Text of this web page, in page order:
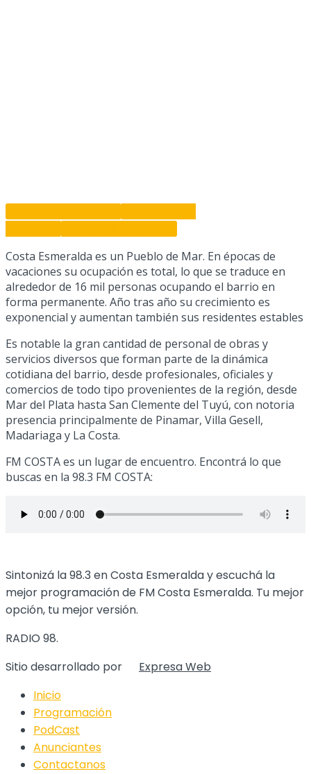
Costa Esmeralda es un Pueblo de Mar. En épocas de
vacaciones su ocupación es total, lo que se traduce en
alrededor de 16 mil personas ocupando el barrio en
forma permanente. Año tras año su crecimiento es
exponencial y aumentan también sus residentes estables
Es notable la gran cantidad de personal de obras y
servicios diversos que forman parte de la dinámica
cotidiana del barrio, desde profesionales, oficiales y
comercios de todo tipo provenientes de la región, desde
Mar del Plata hasta San Clemente del Tuyú, con notoria
presencia principalmente de Pinamar, Villa Gesell,
Madariaga y La Costa.
FM COSTA es un lugar de encuentro. Encontrá lo que
buscas en la 98.3 FM COSTA:
Sintonizá la 98.3 en Costa Esmeralda y escuchá la
mejor programación de FM Costa Esmeralda. Tu mejor
opción, tu mejor versión.
RADIO 98.
Sitio desarrollado por
Expresa Web
Inicio
Programación
PodCast
Anunciantes
Contactanos